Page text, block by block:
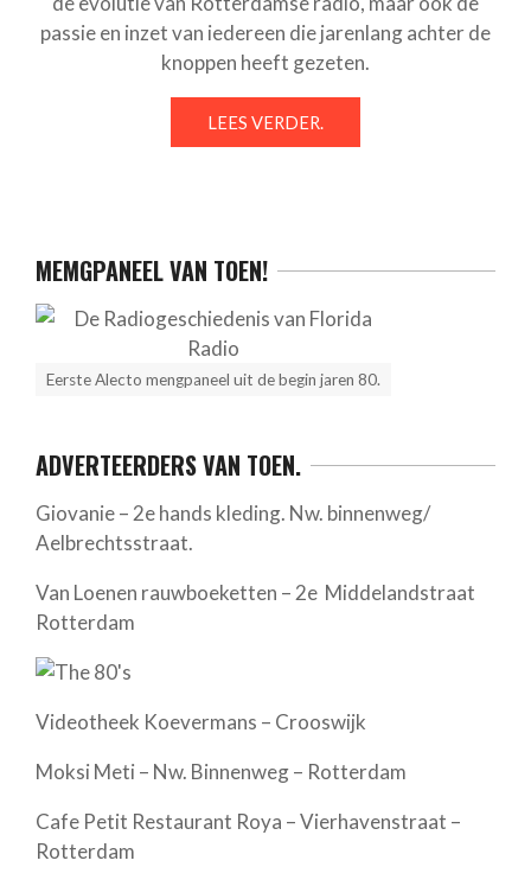
passie en inzet van iedereen die jarenlang achter de
knoppen heeft gezeten.
LEES VERDER.
MEMGPANEEL VAN TOEN!
Eerste Alecto mengpaneel uit de begin jaren 80.
ADVERTEERDERS VAN TOEN.
Giovanie – 2e hands kleding. Nw. binnenweg/
Aelbrechtsstraat.
Van Loenen rauwboeketten – 2e Middelandstraat
Rotterdam
Videotheek Koevermans – Crooswijk
Moksi Meti – Nw. Binnenweg – Rotterdam
Cafe Petit Restaurant Roya – Vierhavenstraat –
Rotterdam